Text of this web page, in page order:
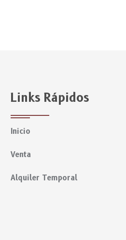
Links Rápidos
Inicio
Venta
Alquiler Temporal